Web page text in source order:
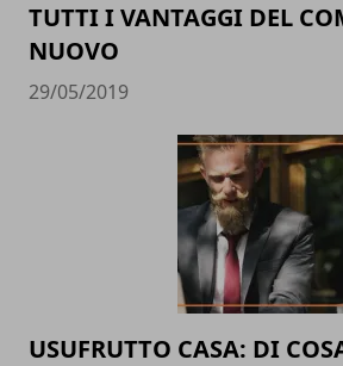
TUTTI I VANTAGGI DEL
NUOVO
29/05/2019
USUFRUTTO CASA: DI